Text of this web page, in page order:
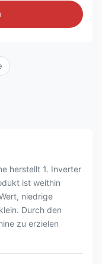
herstellt 1. Inverter
ist weithin
niedrige
Durch den
zu erzielen